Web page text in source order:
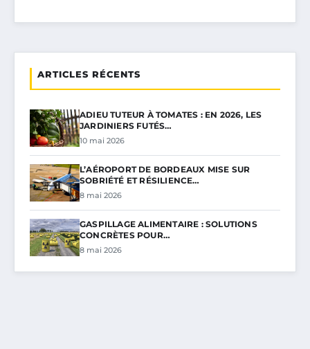
ARTICLES RÉCENTS
ADIEU TUTEUR À TOMATES : EN 2026, LES
JARDINIERS FUTÉS…
10 mai 2026
L’AÉROPORT DE BORDEAUX MISE SUR
SOBRIÉTÉ ET RÉSILIENCE…
8 mai 2026
GASPILLAGE ALIMENTAIRE : SOLUTIONS
CONCRÈTES POUR…
8 mai 2026